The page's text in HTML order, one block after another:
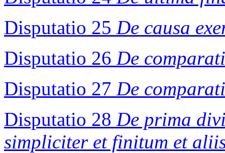
Disputatio 25 De causa
Disputatio 26 De
Disputatio 27 De
Disputatio 28 De prima
simpliciter et finitum et